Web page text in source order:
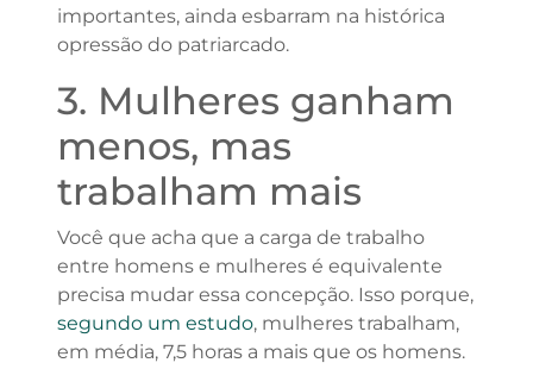
importantes, ainda esbarram na histórica
opressão do patriarcado.
3. Mulheres ganham
menos, mas
trabalham mais
Você que acha que a carga de trabalho
entre homens e mulheres é equivalente
precisa mudar essa concepção. Isso porque,
segundo um estudo, mulheres trabalham,
em média, 7,5 horas a mais que os homens.